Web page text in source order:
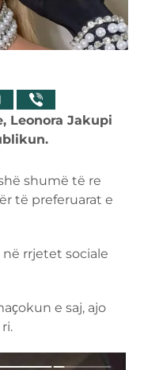
Leonora Jakupi
shumë të re
të preferuarat e
rrjetet sociale
e saj, ajo